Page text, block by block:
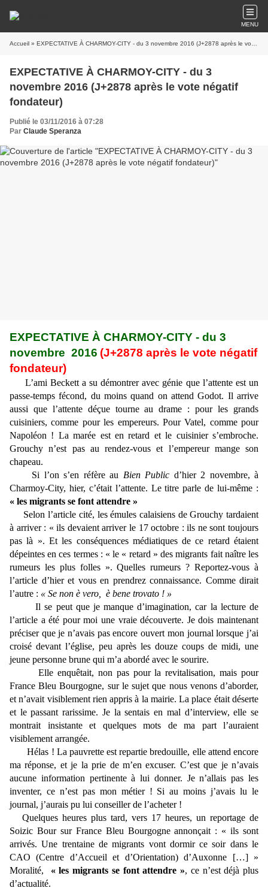
MENU
Accueil » EXPECTATIVE À CHARMOY-CITY - du 3 novembre 2016 (J+2878 après le vote négatif fondateur)
EXPECTATIVE À CHARMOY-CITY - du 3
novembre 2016 (J+2878 après le vote négatif
fondateur)
Publié le 03/11/2016 à 07:28
Par Claude Speranza
EXPECTATIVE À CHARMOY-CITY - du 3
novembre 2016 (J+2878 après le vote négatif
fondateur)
L’ami Beckett a su démontrer avec génie que l’attente est un
passe-temps fécond, du moins quand on attend Godot. Il arrive
aussi que l’attente déçue tourne au drame : pour les grands
cuisiniers, comme pour les empereurs. Pour Vatel, comme pour
Napoléon ! La marée est en retard et le cuisinier s’embroche.
Grouchy n’est pas au rendez-vous et l’empereur mange son
chapeau.
Si l’on s’en réfère au Bien Public d’hier 2 novembre, à
Charmoy-City, hier, c’était l’attente. Le titre parle de lui-même :
« les migrants se font attendre »
Selon l’article cité, les émules calaisiens de Grouchy tardaient
à arriver : « ils devaient arriver le 17 octobre : ils ne sont toujours
pas là ». Et les conséquences médiatiques de ce retard étaient
dépeintes en ces termes : « le « retard » des migrants fait naître les
rumeurs les plus folles ». Quelles rumeurs ? Reportez-vous à
l’article d’hier et vous en prendrez connaissance. Comme dirait
l’autre : « Se non è vero, è bene trovato ! »
Il se peut que je manque d’imagination, car la lecture de
l’article a été pour moi une vraie découverte. Je dois maintenant
préciser que je n’avais pas encore ouvert mon journal lorsque j’ai
croisé devant l’église, peu après les douze coups de midi, une
jeune personne brune qui m’a abordé avec le sourire.
Elle enquêtait, non pas pour la revitalisation, mais pour
France Bleu Bourgogne, sur le sujet que nous venons d’aborder,
et n’avait visiblement rien appris à la mairie. La place était déserte
et le passant rarissime. Je la sentais en mal d’interview, elle se
montrait insistante et quelques mots de ma part l’auraient
visiblement arrangée.
Hélas ! La pauvrette est repartie bredouille, elle attend encore
ma réponse, et je la prie de m’en excuser. C’est que je n’avais
aucune information pertinente à lui donner. Je n’allais pas les
inventer, ce n’est pas mon métier ! Si au moins j’avais lu le
journal, j’aurais pu lui conseiller de l’acheter !
Quelques heures plus tard, vers 17 heures, un reportage de
Soizic Bour sur France Bleu Bourgogne annonçait : « ils sont
arrivés. Une trentaine de migrants vont dormir ce soir dans le
CAO (Centre d’Accueil et d’Orientation) d’Auxonne […] »
Moralité, « les migrants se font attendre », ce n’est déjà plus
d’actualité.